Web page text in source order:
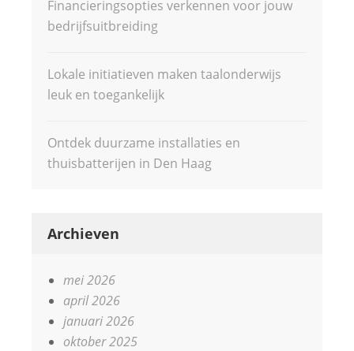
Financieringsopties verkennen voor jouw
bedrijfsuitbreiding
Lokale initiatieven maken taalonderwijs
leuk en toegankelijk
Ontdek duurzame installaties en
thuisbatterijen in Den Haag
Archieven
mei 2026
april 2026
januari 2026
oktober 2025